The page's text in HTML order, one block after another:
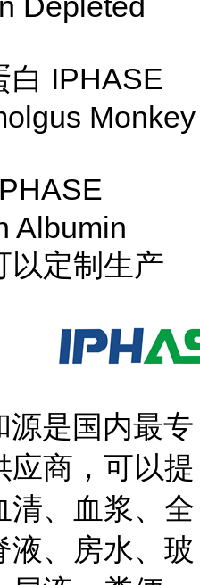
白 IPHASE
Monkey
Albumin
以定制生产
源是国内最专
应商，可以提
清、血浆、全
液、房水、玻